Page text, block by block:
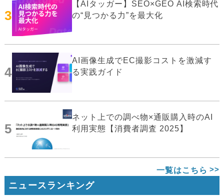
3
【AIタッガー】SEO×GEO AI検索時代
の“見つかる力”を最大化
4
AI画像生成でEC撮影コストを激減す
る実践ガイド
5
ネット上での調べ物×通販購入時のAI
利用実態【消費者調査 2025】
一覧はこちら
ニュースランキング